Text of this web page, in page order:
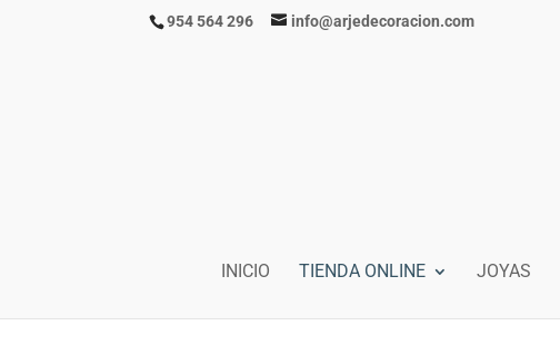
954 564 296 info@arjedecoracion.com
INICIO TIENDA ONLINE JOYAS